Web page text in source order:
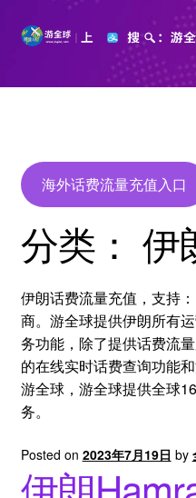
Skip
Skip
首页
公司介绍
海外话费流量充值入口
分类： 伊
伊朗话费流量充值，支持
商。游全球提供伊朗所有
务功能，除了提供话费流
的在线实时话费查询功能
游全球，游全球提供全球
务。
Posted on 2023年7月19日 by